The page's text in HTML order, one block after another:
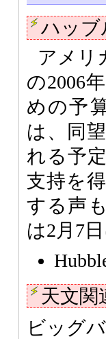
ハッブ
アメリ
の2006
めの予
は、同
れる予
支持を
する声
は2月7
天文関
ビッグ